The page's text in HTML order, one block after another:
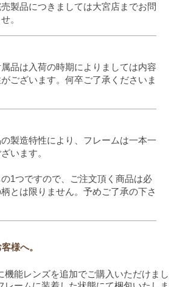
製品につきましては大宮店までお問
。
品は入荷の時期によりましては内容
ございます。何卒ご了承くださいま
製造特性により、フレームは一本一
います。
1つですので、ご注文頂く商品は必
とは限りません。予めご了承の下さ
様へ。
機能レンズを追加でご購入いただけまし